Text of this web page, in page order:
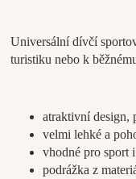
Universální dívčí
turistiku nebo k
atraktivní design,
velmi lehké a
vhodné pro sport
podrážka z